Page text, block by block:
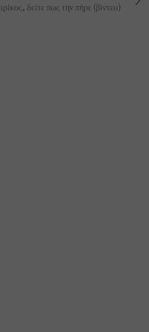
δείτε πως την πήρε (βίντεο)